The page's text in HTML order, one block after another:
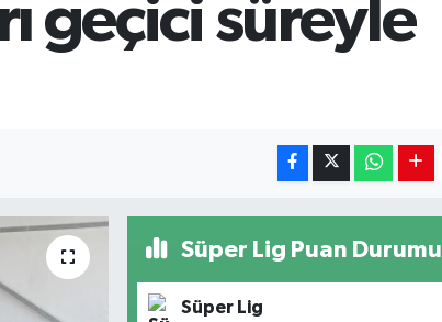
geçici süreyle
Süper Lig Puan Durumu
Süper Lig